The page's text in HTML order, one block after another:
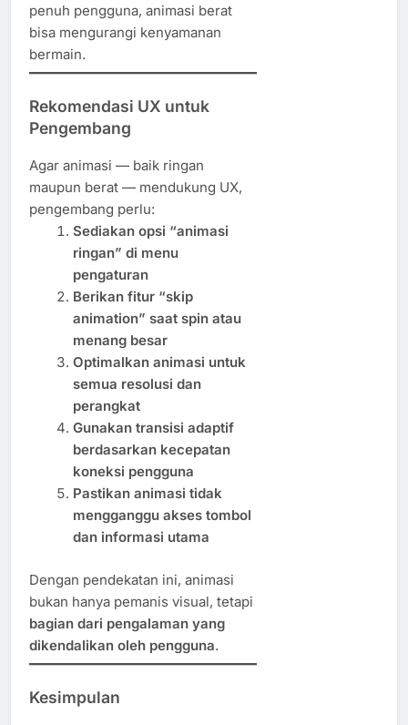
penuh pengguna, animasi berat
bisa mengurangi kenyamanan
bermain.
Rekomendasi UX untuk
Pengembang
Agar animasi — baik ringan
maupun berat — mendukung UX,
pengembang perlu:
Sediakan opsi “animasi
ringan” di menu
pengaturan
Berikan fitur “skip
animation” saat spin atau
menang besar
Optimalkan animasi untuk
semua resolusi dan
perangkat
Gunakan transisi adaptif
berdasarkan kecepatan
koneksi pengguna
Pastikan animasi tidak
mengganggu akses tombol
dan informasi utama
Dengan pendekatan ini, animasi
bukan hanya pemanis visual, tetapi
bagian dari pengalaman yang
dikendalikan oleh pengguna.
Kesimpulan